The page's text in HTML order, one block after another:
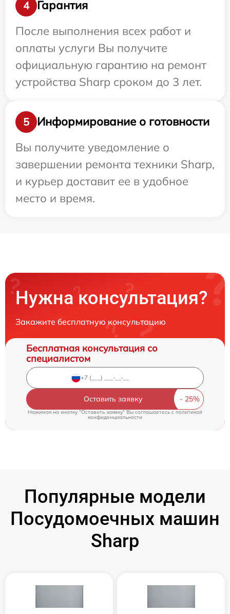
4
Гарантия
После выполнения всех работ и
оплаты услуги Вы получите
официальную гарантию на ремонт
устройства Sharp сроком до 3 лет.
5
Информирование о готовности
Вы получите уведомление о
завершении ремонта техники Sharp,
и курьер доставит ее в удобное
место и время.
Нужна консультация?
Закажите бесплатную консультацию
Бесплатная консультация со
специалистом
Оставить заявку
Нажимая на кнопку "Оставить заявку" Вы соглашаетесь cполитикой
конфиденциальности
Популярные модели
Посудомоечных машин
Sharp